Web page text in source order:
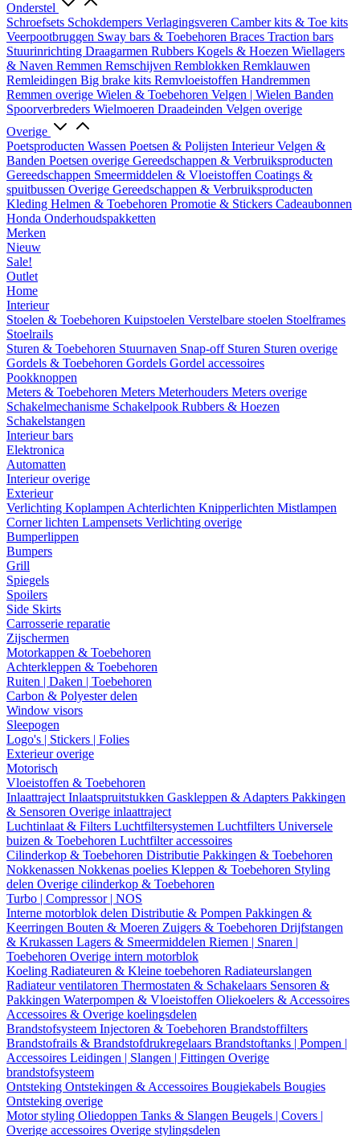
Onderstel
Schroefsets Schokdempers Verlagingsveren Camber kits & Toe kits
Veerpootbruggen Sway bars & Toebehoren Braces Traction bars
Stuurinrichting Draagarmen Rubbers Kogels & Hoezen Wiellagers
& Naven Remmen Remschijven Remblokken Remklauwen
Remleidingen Big brake kits Remvloeistoffen Handremmen
Remmen overige Wielen & Toebehoren Velgen | Wielen Banden
Spoorverbreders Wielmoeren Draadeinden Velgen overige
Overige
Poetsproducten Wassen Poetsen & Polijsten InterieurVelgen &
Banden Poetsen overige Gereedschappen & Verbruiksproducten
Gereedschappen Smeermiddelen & Vloeistoffen Coatings &
spuitbussen Overige Gereedschappen & Verbruiksproducten
Kleding Helmen & Toebehoren Promotie & Stickers Cadeaubonnen
Honda Onderhoudspakketten
Merken
Nieuw
Sale!
Outlet
Home
Interieur
Stoelen & Toebehoren Kuipstoelen Verstelbare stoelen Stoelframes
Stoelrails
Sturen & Toebehoren Stuurnaven Snap-off Sturen Sturen overige
Gordels & Toebehoren Gordels Gordel accessoires
Pookknoppen
Meters & Toebehoren Meters Meterhouders Meters overige
Schakelmechanisme Schakelpook Rubbers & Hoezen
Schakelstangen
Interieur bars
Elektronica
Automatten
Interieur overige
Exterieur
Verlichting Koplampen Achterlichten Knipperlichten Mistlampen
Corner lichten Lampensets Verlichting overige
Bumperlippen
Bumpers
Grill
Spiegels
Spoilers
Side Skirts
Carrosserie reparatie
Zijschermen
Motorkappen & Toebehoren
Achterkleppen & Toebehoren
Ruiten | Daken | Toebehoren
Carbon & Polyester delen
Window visors
Sleepogen
Logo's | Stickers | Folies
Exterieur overige
Motorisch
Vloeistoffen & Toebehoren
Inlaattraject Inlaatspruitstukken Gaskleppen & Adapters Pakkingen
& Sensoren Overige inlaattraject
Luchtinlaat & Filters Luchtfiltersystemen Luchtfilters Universele
buizen & Toebehoren Luchtfilter accessoires
Cilinderkop & Toebehoren Distributie Pakkingen & Toebehoren
Nokkenassen Nokkenas poelies Kleppen & Toebehoren Styling
delen Overige cilinderkop & Toebehoren
Turbo | Compressor | NOS
Interne motorblok delen Distributie & Pompen Pakkingen &
Keerringen Bouten & Moeren Zuigers & Toebehoren Drijfstangen
& Krukassen Lagers & Smeermiddelen Riemen | Snaren |
Toebehoren Overige intern motorblok
Koeling Radiateuren & Kleine toebehoren Radiateurslangen
Radiateur ventilatoren Thermostaten & Schakelaars Sensoren &
Pakkingen Waterpompen & Vloeistoffen Oliekoelers & Accessoires
Accessoires & Overige koelingsdelen
Brandstofsysteem Injectoren & Toebehoren Brandstoffilters
Brandstofrails & Brandstofdrukregelaars Brandstoftanks | Pompen |
Accessoires Leidingen | Slangen | Fittingen Overige
brandstofsysteem
Ontsteking Ontstekingen & Accessoires Bougiekabels Bougies
Ontsteking overige
Motor styling Oliedoppen Tanks & Slangen Beugels | Covers |
Overige accessoires Overige stylingsdelen